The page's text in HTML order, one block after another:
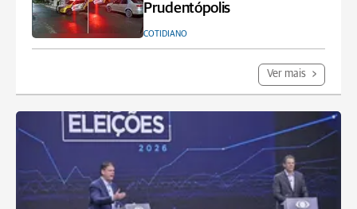
Prudentópolis
COTIDIANO
Ver mais